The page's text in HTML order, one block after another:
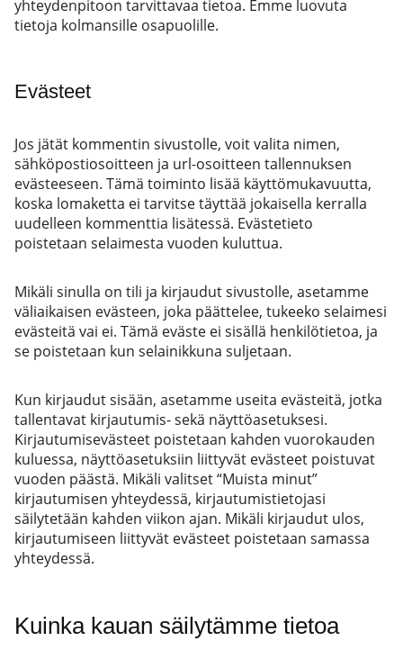
yhteydenpitoon tarvittavaa tietoa. Emme luovuta
tietoja kolmansille osapuolille.
Evästeet
Jos jätät kommentin sivustolle, voit valita nimen,
sähköpostiosoitteen ja url-osoitteen tallennuksen
evästeeseen. Tämä toiminto lisää käyttömukavuutta,
koska lomaketta ei tarvitse täyttää jokaisella kerralla
uudelleen kommenttia lisätessä. Evästetieto
poistetaan selaimesta vuoden kuluttua.
Mikäli sinulla on tili ja kirjaudut sivustolle, asetamme
väliaikaisen evästeen, joka päättelee, tukeeko selaimesi
evästeitä vai ei. Tämä eväste ei sisällä henkilötietoa, ja
se poistetaan kun selainikkuna suljetaan.
Kun kirjaudut sisään, asetamme useita evästeitä, jotka
tallentavat kirjautumis- sekä näyttöasetuksesi.
Kirjautumisevästeet poistetaan kahden vuorokauden
kuluessa, näyttöasetuksiin liittyvät evästeet poistuvat
vuoden päästä. Mikäli valitset “Muista minut”
kirjautumisen yhteydessä, kirjautumistietojasi
säilytetään kahden viikon ajan. Mikäli kirjaudut ulos,
kirjautumiseen liittyvät evästeet poistetaan samassa
yhteydessä.
Kuinka kauan säilytämme tietoa